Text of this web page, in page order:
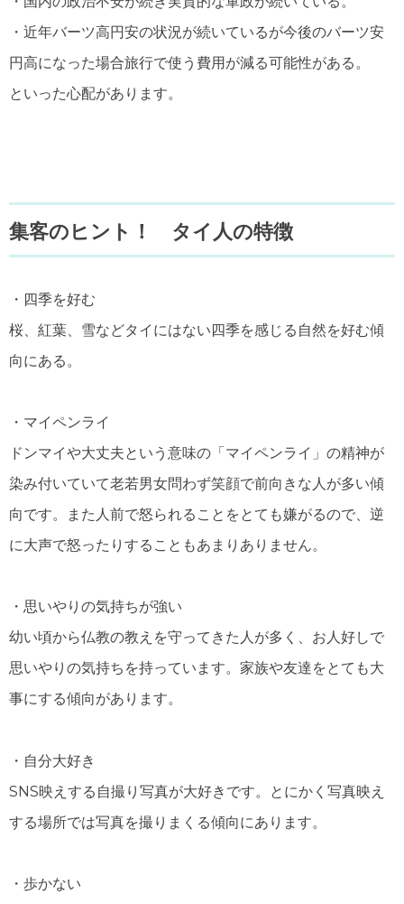
・近年バーツ高円安の状況が続いているが今後のバーツ安
円高になった場合旅行で使う費用が減る可能性がある。
といった心配があります。
集客のヒント！ タイ人の特徴
・四季を好む
桜、紅葉、雪などタイにはない四季を感じる自然を好む傾
向にある。
・マイペンライ
ドンマイや大丈夫という意味の「マイペンライ」の精神が
染み付いていて老若男女問わず笑顔で前向きな人が多い傾
向です。また人前で怒られることをとても嫌がるので、逆
に大声で怒ったりすることもあまりありません。
・思いやりの気持ちが強い
幼い頃から仏教の教えを守ってきた人が多く、お人好しで
思いやりの気持ちを持っています。家族や友達をとても大
事にする傾向があります。
・自分大好き
SNS映えする自撮り写真が大好きです。とにかく写真映え
する場所では写真を撮りまくる傾向にあります。
・歩かない